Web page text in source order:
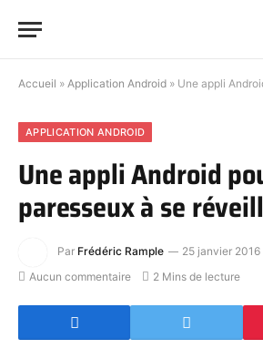
Accueil » Application Android » Une appli Android pour
APPLICATION ANDROID
Une appli Android
paresseux à se
Par Frédéric Rample
25 janvier 2016
Aucun commentaire
2 Mins de lecture